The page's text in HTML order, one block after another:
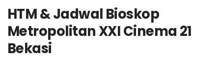
HTM & Jadwal Bioskop
Metropolitan XXI Cinema 21
Bekasi